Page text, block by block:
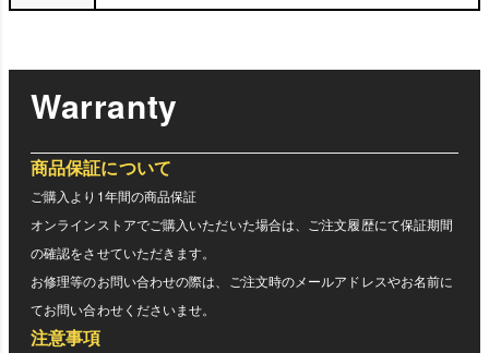
Warranty
商品保証について
ご購入より1年間の商品保証
オンラインストアでご購入いただいた場合は、ご注文履歴にて保証期間
の確認をさせていただきます。
お修理等のお問い合わせの際は、ご注文時のメールアドレスやお名前に
てお問い合わせくださいませ。
注意事項